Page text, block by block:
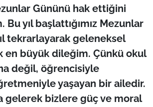
Gününü hak ettiğini
yıl başlattığımız Mezunlar
tekrarlayarak geleneksel
en büyük dileğim. Çünkü okul
değil, öğrencisiyle
yaşayan bir ailedir.
gelerek bizlere güç ve moral